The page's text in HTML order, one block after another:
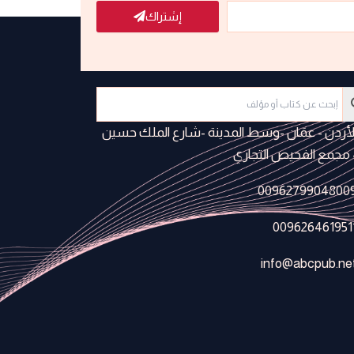
إشتراك
- عمَان -وسط المدينة -شارع الملك حسين
مجمع الفحيص التجاري